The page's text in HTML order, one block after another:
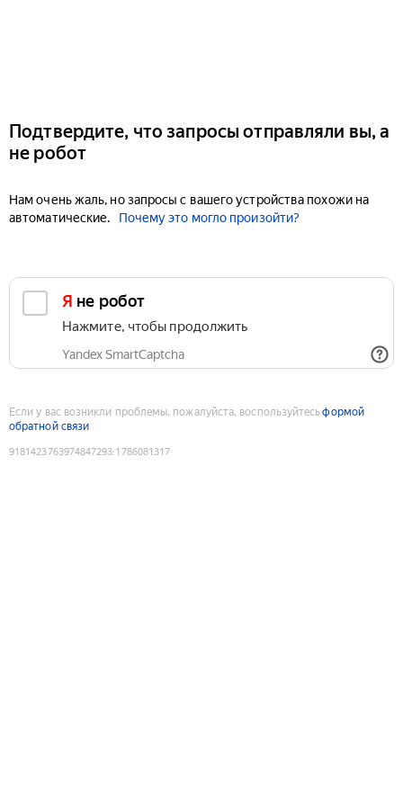
Подтвердите, что запросы отправляли вы, а
не робот
Нам очень жаль, но запросы с вашего устройства похожи на
автоматические.
Почему это могло произойти?
Я не робот
Нажмите, чтобы продолжить
Yandex SmartCaptcha
Если у вас возникли проблемы, пожалуйста, воспользуйтесьформой
обратной связи
9181423763974847293:1786081317